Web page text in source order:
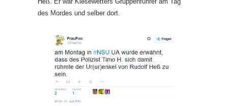
des Mordes und selber dort.